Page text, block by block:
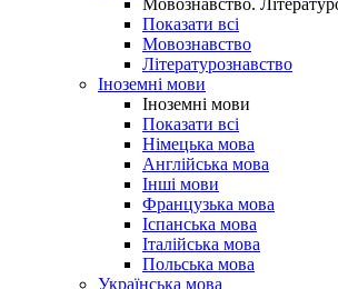
Мовознавство.
Показати всі
Мовознавство
Літературознавство
Іноземні мови
Іноземні мови
Показати всі
Німецька мова
Англійська мова
Інші мови
Французька мова
Іспанська мова
Італійська мова
Польська мова
Українська мова